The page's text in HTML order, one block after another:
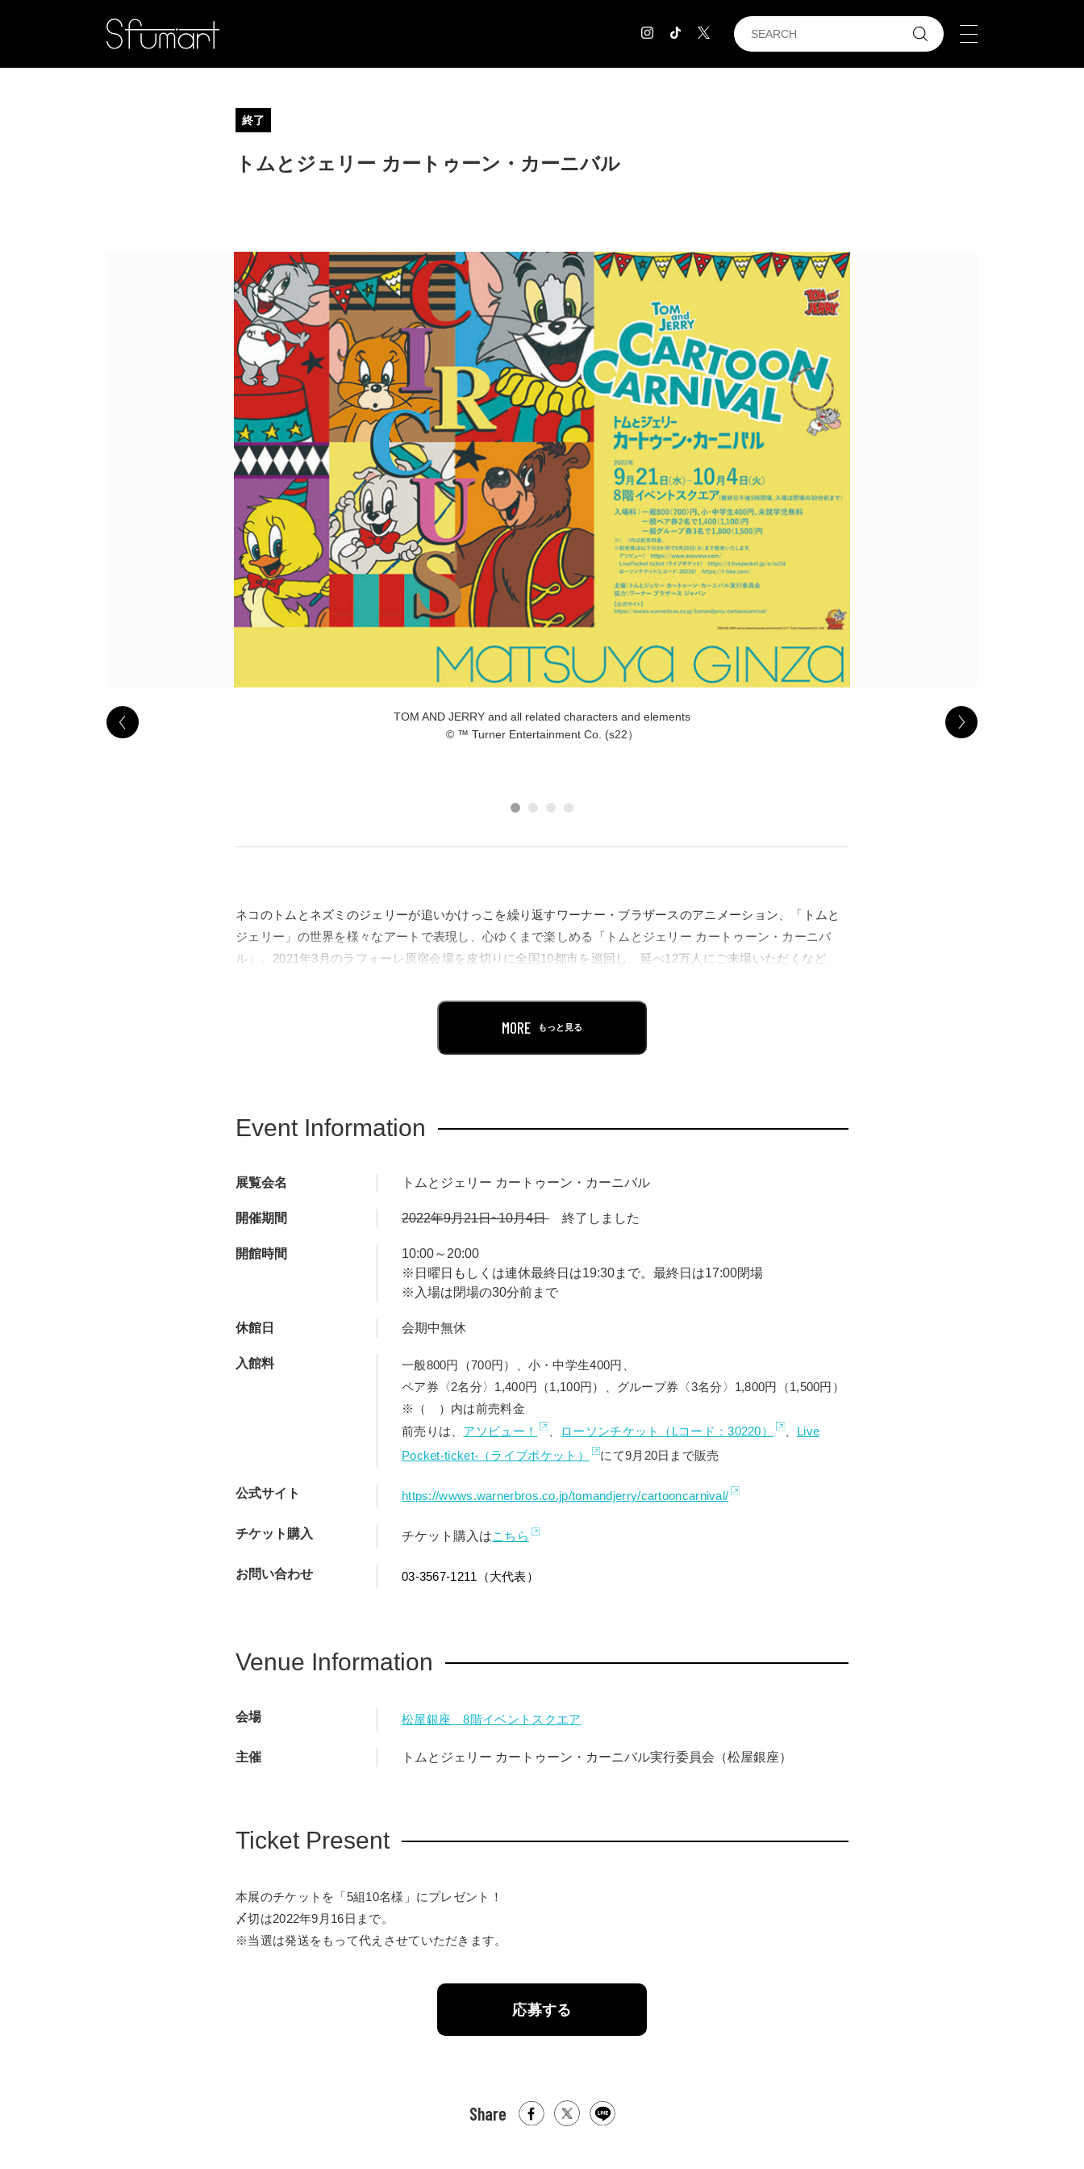
EXHIBITION 展覧会情報
CONTACT お問合せ
POLICY COMPANY
終了
トムとジェリー カートゥーン・カーニバル
TOM AND JERRY and all related characters and elements
© ™ Turner Entertainment Co. (s22）
ネコのトムとネズミのジェリーが追いかけっこを繰り返すワーナー・ブラザースのアニメーション、「トムと
ジェリー」の世界を様々なアートで表現し、心ゆくまで楽しめる「トムとジェリー カートゥーン・カーニバ
ル」。2021年3月のラフォーレ原宿会場を皮切りに全国10都市を巡回し、延べ12万人にご来場いただくなど、
1940年、ウィリアム・ハンナとジョセフ・バーベラの2人組が短編作品として、世に送り出した「トムとジェ
たちを魅了し続けています。
演出。この銀座会場では、写真を撮るとキャラクターが出現する不思議なフォトスポットや、夢の中で追いか
けっこをするトムとジェリーを体感できるトンネルが初登場。全エリアで撮影可能です。
また、各方面で活躍するアーティストとのコラボ作品の展示や、グッズコーナーも併設し、「トムとジェリ
ー」の魅力を余すところなく体感できる展覧会になっています。
MORE もっと見る
Event Information
展覧会名 トムとジェリー カートゥーン・カーニバル
開催期間 2022年9月21日~10月4日 終了しました
開館時間
10:00～20:00
※日曜日もしくは連休最終日は19:30まで。最終日は17:00閉場
※入場は閉場の30分前まで
休館日 会期中無休
入館料
一般800円（700円）、小・中学生400円、
ペア券〈2名分〉1,400円（1,100円）、グループ券〈3名分〉1,800円（1,500円）
※（ ）内は前売料金
前売りは、 アソビュー！ 、 ローソンチケット（ Lコード：30220） 、 Live
Pocket-ticket-（ライブポケット）
にて9月20日まで販売
公式サイト https://wwws.warnerbros.co.jp/tomandjerry/cartooncarnival/
チケット購入 チケット購入はこちら
お問い合わせ 03-3567-1211（大代表）
Venue Information
会場 松屋銀座 8階イベントスクエア
主催 トムとジェリー カートゥーン・カーニバル実行委員会（松屋銀座）
Ticket Present
本展のチケットを「5組10名様」にプレゼント！
〆切は2022年9月16日まで。
※当選は発送をもって代えさせていただきます。
応募する
Share